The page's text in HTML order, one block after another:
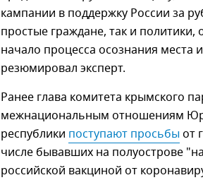
кампании в поддержку России за
простые граждане, так и
начало процесса осознания
резюмировал эксперт.
Ранее глава комитета крымского
межнациональным отношениям
республики поступают просьбы от
числе бывавших на полуострове
российской вакциной от